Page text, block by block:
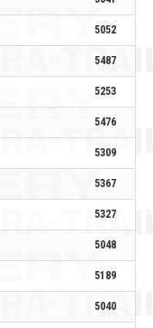
5052
5487
5253
5476
5309
5367
5327
5048
5189
5040